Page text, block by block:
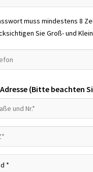
muss mindestens 8
Sie Groß- und
(Bitte beachten